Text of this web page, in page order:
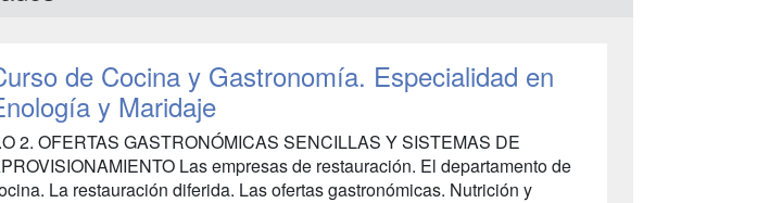
de Cocina y Gastronomía. Especialidad en
y Maridaje
2. OFERTAS GASTRONÓMICAS SENCILLAS Y SISTEMAS DE
Las empresas de restauración. El departamento de
La restauración diferida. Las ofertas gastronómicas. Nutrición y